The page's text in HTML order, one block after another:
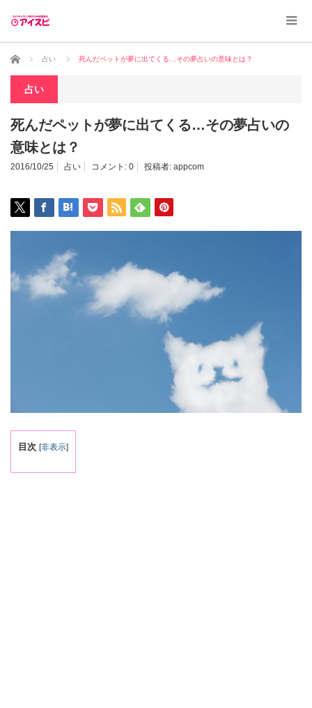
ホーム 占い 死んだペットが夢に出てくる…その夢占いの意味とは？
占い
死んだペットが夢に出てくる…その夢占いの
意味とは？
2016/10/25 占い コメント: 0 投稿者: appcom
目次 [非表示]